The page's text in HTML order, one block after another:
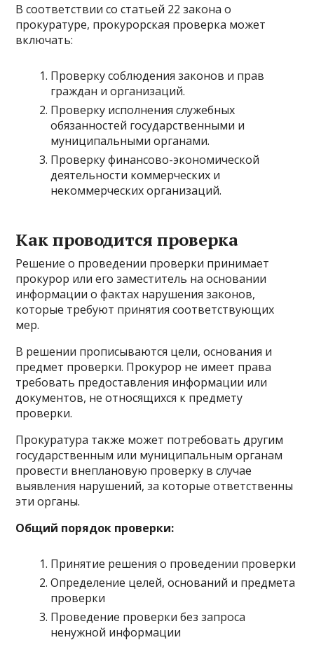
В соответствии со статьей 22 закона о
прокуратуре, прокурорская проверка может
включать:
Проверку соблюдения законов и прав
граждан и организаций.
Проверку исполнения служебных
обязанностей государственными и
муниципальными органами.
Проверку финансово-экономической
деятельности коммерческих и
некоммерческих организаций.
Как проводится проверка
Решение о проведении проверки принимает
прокурор или его заместитель на основании
информации о фактах нарушения законов,
которые требуют принятия соответствующих
мер.
В решении прописываются цели, основания и
предмет проверки. Прокурор не имеет права
требовать предоставления информации или
документов, не относящихся к предмету
проверки.
Прокуратура также может потребовать другим
государственным или муниципальным органам
провести внеплановую проверку в случае
выявления нарушений, за которые ответственны
эти органы.
Общий порядок проверки:
Принятие решения о проведении проверки
Определение целей, оснований и предмета
проверки
Проведение проверки без запроса
ненужной информации